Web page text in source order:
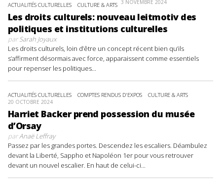
ACTUALITÉS CULTURELLES CULTURE & ARTS 3 NOVEMBRE 2024
Les droits culturels: nouveau leitmotiv des
politiques et institutions culturelles
parSarah Joyaux
Les droits culturels, loin d’être un concept récent bien qu’ils
s’affirment désormais avec force, apparaissent comme essentiels
pour repenser les politiques...
ACTUALITÉS CULTURELLES COMPTES RENDUS D'EXPOS CULTURE & ARTS
20 OCTOBRE 2024
Harriet Backer prend possession du musée
d’Orsay
parAnaë Leffray
Passez par les grandes portes. Descendez les escaliers. Déambulez
devant la Liberté, Sappho et Napoléon 1er pour vous retrouver
devant un nouvel escalier. En haut de celui-ci...